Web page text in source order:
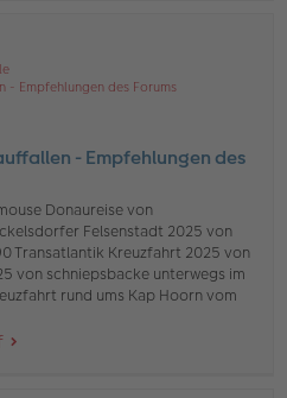
- Empfehlungen des Forums
- Empfehlungen des
Donaureise von
Felsenstadt 2025 von
Transatlantik Kreuzfahrt 2025 von
von schniepsbacke unterwegs im
rund ums Kap Hoorn vom